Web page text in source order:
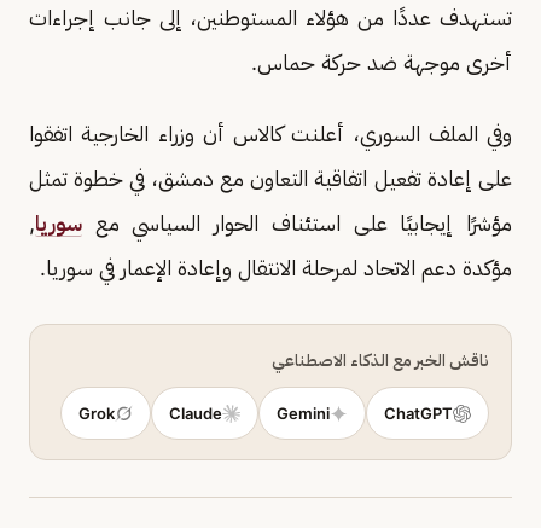
تستهدف عددًا من هؤلاء المستوطنين، إلى جانب إجراءات
أخرى موجهة ضد حركة حماس.
وفي الملف السوري، أعلنت كالاس أن وزراء الخارجية اتفقوا
على إعادة تفعيل اتفاقية التعاون مع دمشق، في خطوة تمثل
مؤشرًا إيجابيًا على استئناف الحوار السياسي مع سوريا,
مؤكدة دعم الاتحاد لمرحلة الانتقال وإعادة الإعمار في سوريا.
ناقش الخبر مع الذكاء الاصطناعي
ChatGPT
Gemini
Claude
Grok